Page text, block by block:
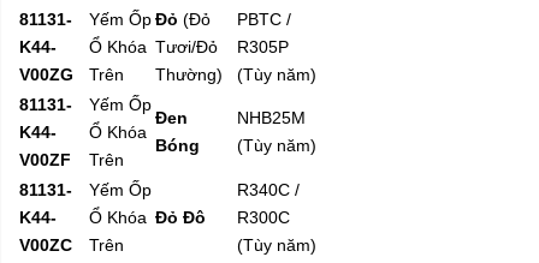
81131-
K44-
V00ZG
Yếm Ốp
Ổ Khóa
Trên
Đỏ (Đỏ
Tươi/Đỏ
Thường)
PBTC /
R305P
(Tùy năm)
81131-
K44-
V00ZF
Yếm Ốp
Ổ Khóa
Trên
Đen
Bóng
NHB25M
(Tùy năm)
81131-
K44-
V00ZC
Yếm Ốp
Ổ Khóa
Trên
Đỏ Đô
R340C /
R300C
(Tùy năm)